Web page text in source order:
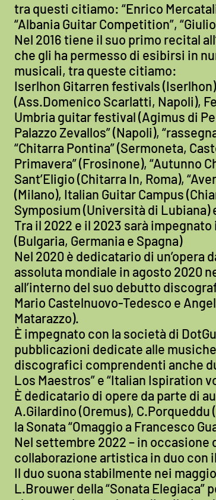
tra questi citiamo: “Enrico
“Albania Guitar Competition”,
Nel 2016 tiene il suo primo recital
che gli ha permesso di esibirsi in
musicali, tra queste citiamo:
Iserlhon Gitarren festivals
(Ass.Domenico Scarlatti, Napoli),
Umbria guitar festival (Agimus di
Palazzo Zevallos” (Napoli),
“Chitarra Pontina” (Sermoneta,
Primavera” (Frosinone), “Autunno
Sant’Eligio (Chitarra In, Roma),
(Milano), Italian Guitar Campus
Symposium (Università di Lubiana)
Tra il 2022 e il 2023 sarà
(Bulgaria, Germania e Spagna)
Nel 2020 è dedicatario di un’opera
assoluta mondiale in agosto 2020
all’interno del suo debutto
Mario Castelnuovo-Tedesco e
Matarazzo).
È impegnato con la società di
pubblicazioni dedicate alle
discografici comprendenti anche
Los Maestros” e “Italian Ispiration
È dedicatario di opere da parte di
A.Gilardino (Oremus),
la Sonata “Omaggio a Francesco
Nel settembre 2022 – in occasione
collaborazione artistica in duo con
Il duo suona stabilmente nei
L.Brouwer della “Sonata